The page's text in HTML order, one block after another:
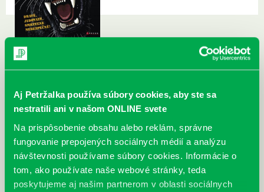
Aj Petržalka používa súbory cookies, aby ste sa
nestratili ani v našom ONLINE svete
Na prispôsobenie obsahu alebo reklám, správne
fungovanie prepojených sociálnych médií a analýzu
návštevnosti používame súbory cookies. Informácie o
tom, ako používate naše webové stránky, teda
poskytujeme aj našim partnerom v oblasti sociálnych